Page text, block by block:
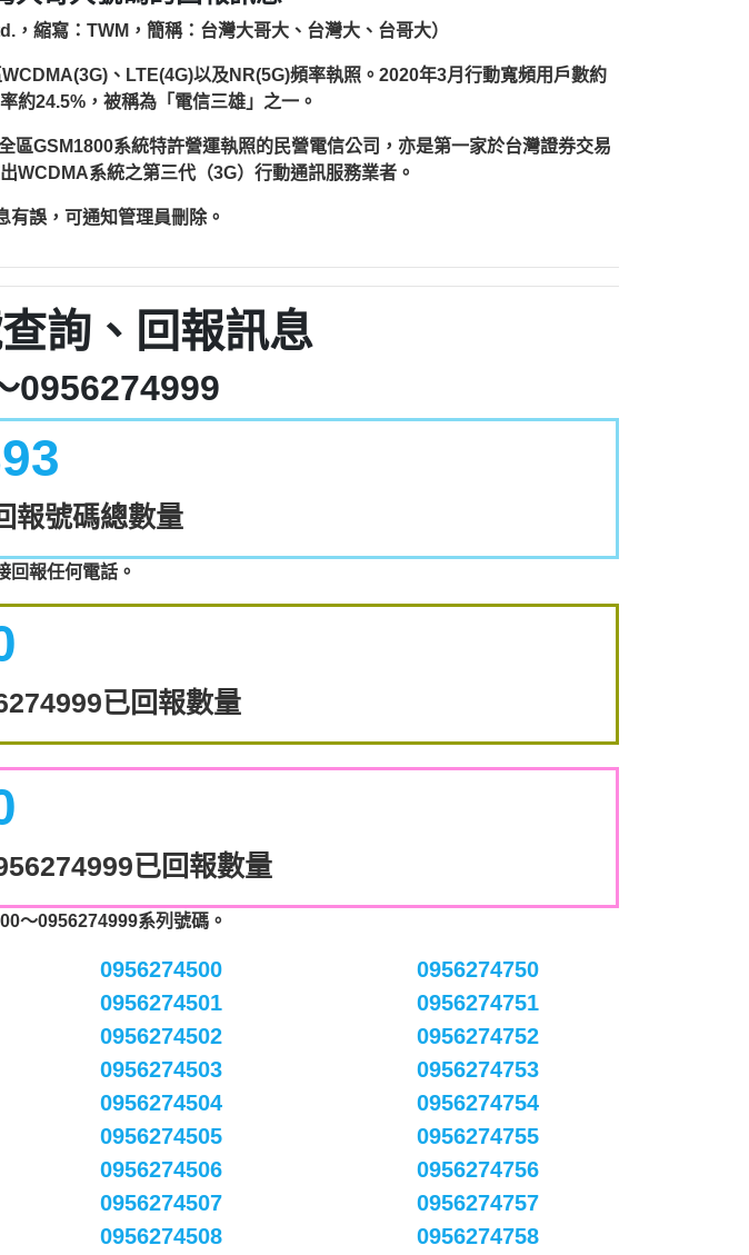
縮寫：TWM，簡稱：台灣大哥大、台灣大、台哥大）
、LTE(4G)以及NR(5G)頻率執照。2020年3月行動寬頻用戶數約
約24.5%，被稱為「電信三雄」之一。
GSM1800系統特許營運執照的民營電信公司，亦是第一家於台灣證券交易
WCDMA系統之第三代（3G）行動通訊服務業者。
有誤，可通知管理員刪除。
詢、回報訊息
0956274999
報號碼總數量
回報任何電話。
已回報數量
已回報數量
～0956274999系列號碼。
0956274500
0956274501
0956274502
0956274503
0956274504
0956274505
0956274506
0956274507
0956274508
0956274750
0956274751
0956274752
0956274753
0956274754
0956274755
0956274756
0956274757
0956274758